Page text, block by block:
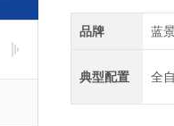
品牌 蓝
典型配置 全